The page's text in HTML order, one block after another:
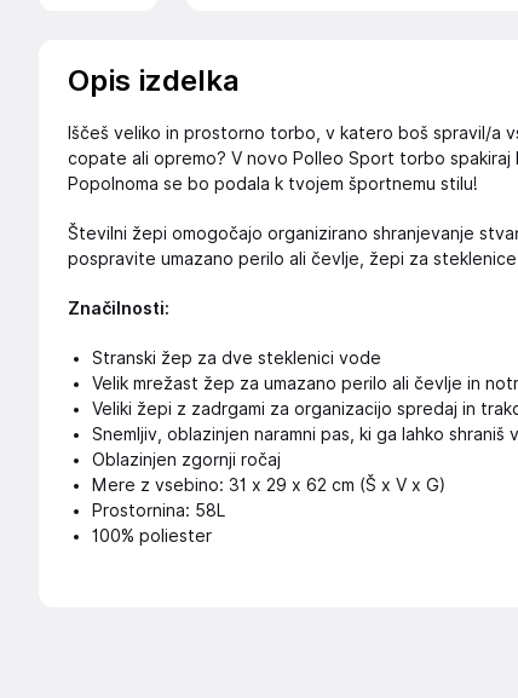
Opis izdelka
Iščeš veliko in prostorno torbo, v katero boš spravil/a
copate ali opremo? V novo Polleo Sport torbo
Popolnoma se bo podala k tvojem športnemu stilu!
Številni žepi omogočajo organizirano shranjevanje
pospravite umazano perilo ali čevlje, žepi za
Značilnosti:
Stranski žep za dve steklenici vode
Velik mrežast žep za umazano perilo ali čevlje in
Veliki žepi z zadrgami za organizacijo spredaj in
Snemljiv, oblazinjen naramni pas, ki ga lahko shraniš
Oblazinjen zgornji ročaj
Mere z vsebino: 31 x 29 x 62 cm (Š x V x G)
Prostornina: 58L
100% poliester